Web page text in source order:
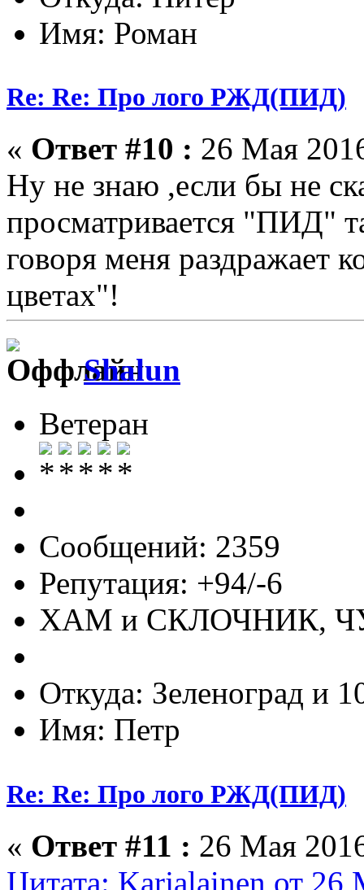
Имя: Роман
Re: Re: Про лого РЖД(ПИД)
« Ответ #10 : 26 Мая
Ну не знаю ,если бы не
просматривается "ПИД"
говоря меня раздражает
цветах"!
Shalun
Ветеран
Сообщений: 2359
Репутация: +94/-6
ХАМ и СКЛОЧНИК,
Откуда: Зеленоград и
Имя: Петр
Re: Re: Про лого РЖД(ПИД)
« Ответ #11 : 26 Мая
Цитата: Karjalainen от